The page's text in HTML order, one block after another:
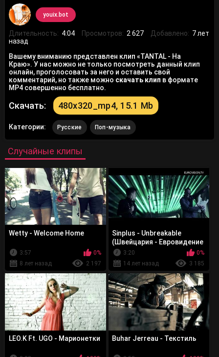
youix.bot
Длительность: 4:04 Просмотров: 2 627 Добавлено: 7 лет
назад
Вашему вниманию представлен клип «TANTAL - На
Краю». У нас можно не только посмотреть данный клип
онлайн, проголосовать за него и оставить свой
комментарий, но также можно скачать клип в формате
MP4 совершенно бесплатно.
Скачать: 480x320_mp4, 15.1 Mb
Категории: Русские Поп-музыка
Случайные клипы
Wetty - Welcome Home
3:57
0%
8 лет назад
2 197
Sinplus - Unbreakable
(Швейцария - Евровидение
2012)
3:20
0%
14 лет назад
3 185
LEO.K Ft. UGO - Марионетки Buhar Jerreau - Текстиль